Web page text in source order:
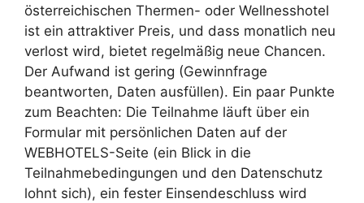
österreichischen Thermen- oder Wellnesshotel
ist ein attraktiver Preis, und dass monatlich neu
verlost wird, bietet regelmäßig neue Chancen.
Der Aufwand ist gering (Gewinnfrage
beantworten, Daten ausfüllen). Ein paar Punkte
zum Beachten: Die Teilnahme läuft über ein
Formular mit persönlichen Daten auf der
WEBHOTELS-Seite (ein Blick in die
Teilnahmebedingungen und den Datenschutz
lohnt sich), ein fester Einsendeschluss wird